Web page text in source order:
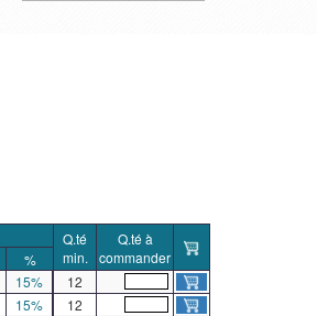
Q.té
min.
Q.té à
commander
%
15%
12
15%
12